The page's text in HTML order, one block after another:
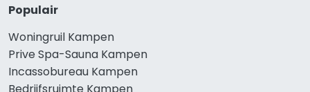
Populair
Woningruil Kampen
Prive Spa-Sauna Kampen
Incassobureau Kampen
Bedrijfsruimte Kampen